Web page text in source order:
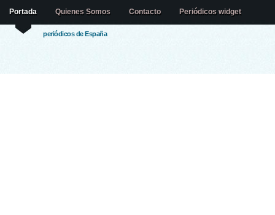
periódicos de España
Portada Quienes Somos Contacto Periódicos widget